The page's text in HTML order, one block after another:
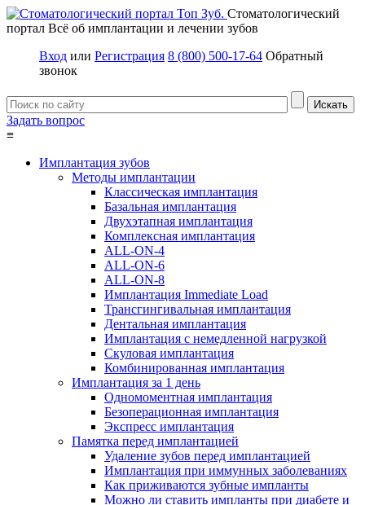
Стоматологический
портал Всё об имплантации и лечении зубов
Вход или Регистрация 8 (800) 500-17-64 Обратный
звонок
Задать вопрос
≡
Имплантация зубов
Методы имплантации
Классическая имплантация
Базальная имплантация
Двухэтапная имплантация
Комплексная имплантация
ALL-ON-4
ALL-ON-6
ALL-ON-8
Имплантация Immediate Load
Трансгингивальная имплантация
Дентальная имплантация
Имплантация с немедленной нагрузкой
Скуловая имплантация
Комбинированная имплантация
Имплантация за 1 день
Одномоментная имплантация
Безоперационная имплантация
Экспресс имплантация
Памятка перед имплантацией
Удаление зубов перед имплантацией
Имплантация при иммунных заболеваниях
Как приживаются зубные импланты
Можно ли ставить импланты при диабете и